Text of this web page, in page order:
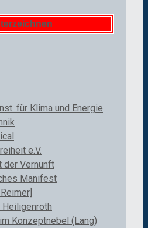
für Klima und Energie
e.V.
der Vernunft
Manifest
Konzeptnebel (Lang)